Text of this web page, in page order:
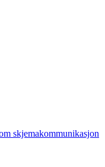
skjemakommunikasjon